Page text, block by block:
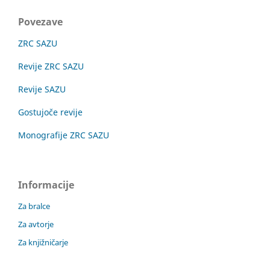
Povezave
ZRC SAZU
Revije ZRC SAZU
Revije SAZU
Gostujoče revije
Monografije ZRC SAZU
Informacije
Za bralce
Za avtorje
Za knjižničarje